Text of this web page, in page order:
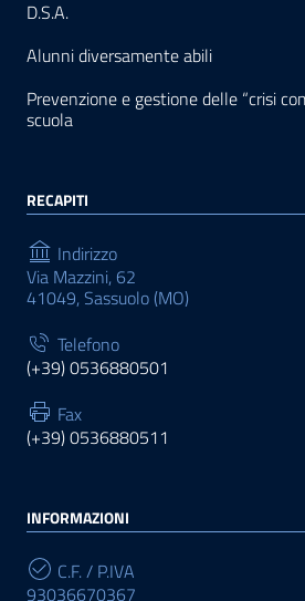
D.S.A.
Alunni diversamente abili
Prevenzione e gestione delle “crisi
scuola
RECAPITI
Indirizzo
Via Mazzini, 62
41049, Sassuolo (MO)
Telefono
(+39) 0536880501
Fax
(+39) 0536880511
INFORMAZIONI
C.F. / P.IVA
93036670367